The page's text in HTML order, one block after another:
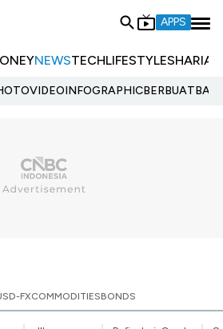
APPS
NEWSTECHLIFESTYLESHARIA
VIDEOINFOGRAPHIC
FXCOMMODITIESBONDS